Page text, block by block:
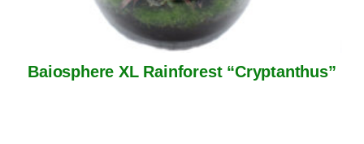
Baiosphere XL Rainforest “Cryptanthus”